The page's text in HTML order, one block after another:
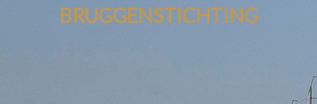
BRUGGENSTICHTING